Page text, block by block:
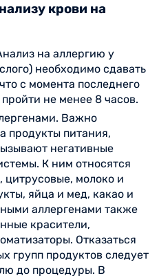
крови на
на аллергию у
необходимо сдавать
с момента последнего
не менее 8 часов.
Важно
продукты питания,
негативные
К ним относятся
цитрусовые, молоко и
яйца и мед, какао и
аллергенами также
красители,
Отказаться
групп продуктов следует
до процедуры. В